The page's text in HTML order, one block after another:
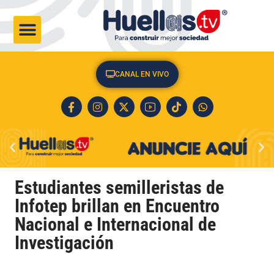
CANAL EN VIVO
Estudiantes semilleristas de
Infotep brillan en Encuentro
Nacional e Internacional de
Investigación